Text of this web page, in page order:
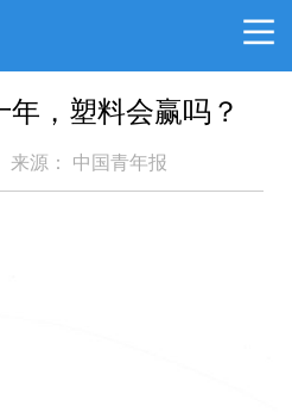
，塑料会赢吗？
来源： 中国青年报